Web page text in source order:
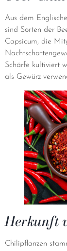
Aus dem
sind Sorten der
Capsicum, die
Schärfe kultiviert
als Gewürz
Herkunft
Chilipflanzen